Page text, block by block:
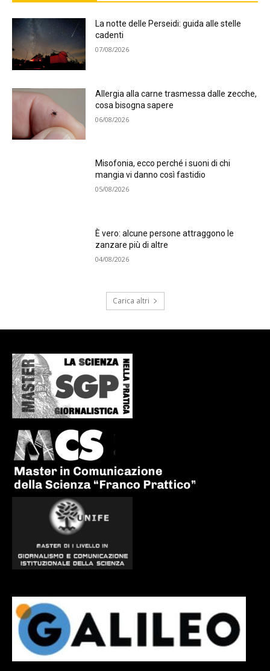
La notte delle Perseidi: guida alle stelle
cadenti
07/08/2026
Allergia alla carne trasmessa dalle zecche,
cosa bisogna sapere
06/08/2026
Misofonia, ecco perché i suoni di chi
mangia vi danno così fastidio
05/08/2026
È vero: alcune persone attraggono le
zanzare più di altre
04/08/2026
Carica altri